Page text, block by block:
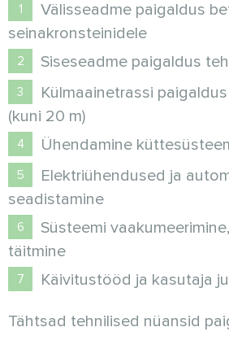
Välisseadme paigaldus
seinakronsteinidele
Siseseadme paigaldus
Külmaainetrassi
(kuni 20 m)
Ühendamine
Elektriühendused ja
seadistamine
Süsteemi
täitmine
Käivitustööd ja kasutaja
Tähtsad tehnilised nüansid